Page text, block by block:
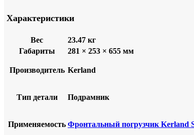
Характеристики
Вес
23.47 кг
Габариты
281 × 253 × 655 мм
Производитель Kerland
Тип детали Подрамник
Применяемость Фронтальный погрузчик Kerland